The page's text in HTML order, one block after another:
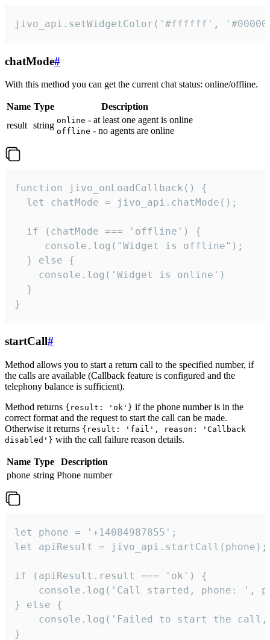
jivo_api.setWidgetColor('#ffffff',
chatMode#
With this method you can get the current chat status: online/offline.
Name Type
Description
result string online - at least one agent is online
offline - no agents are online
function jivo_onLoadCallback() {
  let chatMode = jivo_api.chatMode();
  if (chatMode === 'offline') {
     console.log("Widget is offline");
  } else {
    console.log('Widget is online')
  }
}
startCall#
Method allows you to start a return call to the specified number, if
the calls are available (Callback feature is configured and the
telephony balance is sufficient).
Method returns {result: 'ok'} if the phone number is in the
correct format and the request to start the call can be made.
Otherwise it returns {result: 'fail', reason: 'Callback
disabled'} with the call failure reason details.
Name Type
Description
phone string Phone number
let phone = '+14084987855';
let apiResult = jivo_api.startCall(phone);
if (apiResult.result === 'ok') {
console.log('Call started, phone: ',
} else {
console.log('Failed to start the
}